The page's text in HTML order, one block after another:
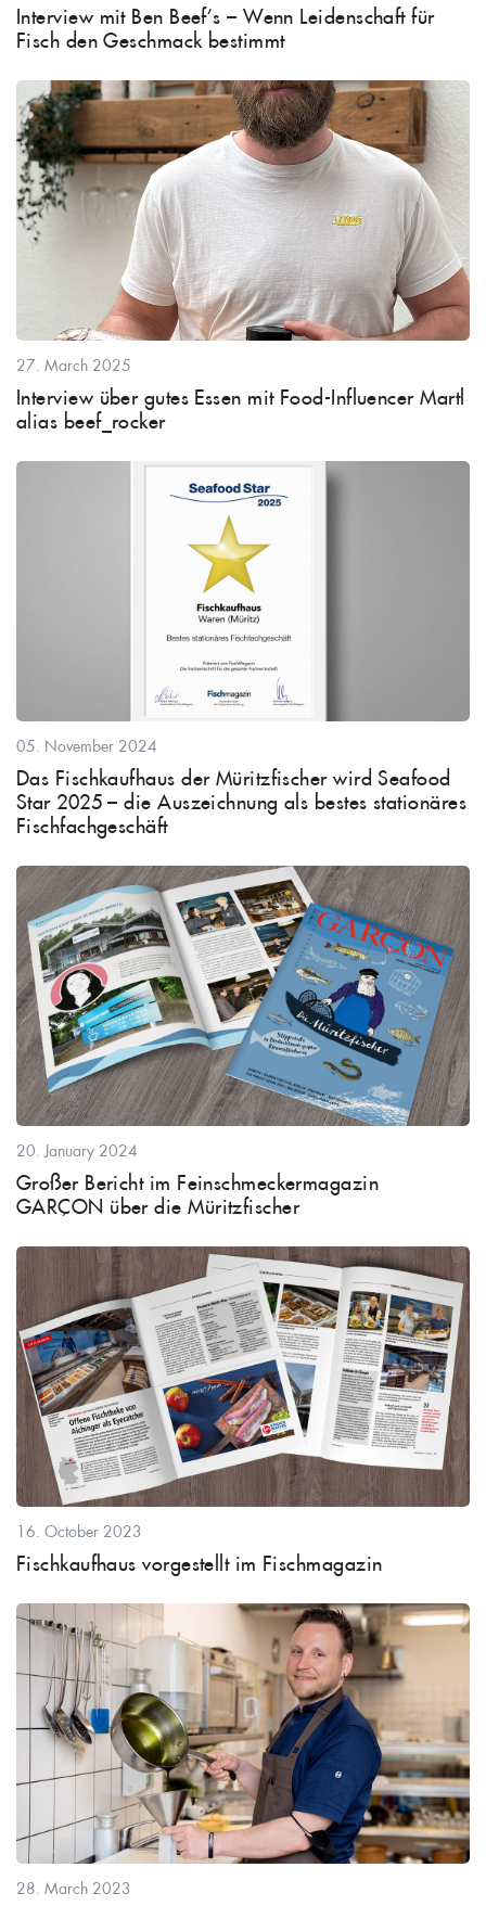
Interview mit Ben Beef’s – Wenn Leidenschaft für
Fisch den Geschmack bestimmt
27. March 2025
Interview über gutes Essen mit Food-Influencer Martl
alias beef_rocker
05. November 2024
Das Fischkaufhaus der Müritzfischer wird Seafood
Star 2025 – die Auszeichnung als bestes stationäres
Fischfachgeschäft
20. January 2024
Großer Bericht im Feinschmeckermagazin
GARÇON über die Müritzfischer
16. October 2023
Fischkaufhaus vorgestellt im Fischmagazin
28. March 2023